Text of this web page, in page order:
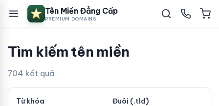
Tên Miền Đẳng Cấp
PREMIUM DOMAINS
Tìm kiếm tên miền
704 kết quả
Từ khóa Đuôi (.tld)